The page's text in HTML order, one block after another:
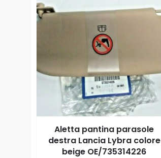
Aletta pantina parasole
destra Lancia Lybra colore
beige OE/735314226